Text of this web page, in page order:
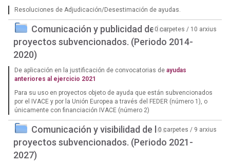
Resoluciones de Adjudicación/Desestimación de ayudas.
Comunicación y publicidad de los
proyectos subvencionados. (Periodo 2014-
2020)
0 carpetes / 10 arxius
De aplicación en la justificación de convocatorias de ayudas
anteriores al ejercicio 2021
Para su uso en proyectos objeto de ayuda que están subvencionados
por el IVACE y por la Unión Europea a través del FEDER (número 1), o
únicamente con financiación IVACE (número 2)
Comunicación y visibilidad de los
proyectos subvencionados. (Periodo 2021-
2027)
0 carpetes / 9 arxius